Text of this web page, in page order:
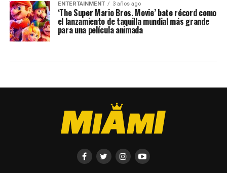
ENTERTAINMENT 3 años ago
‘The Super Mario Bros. Movie’ bate récord como
el lanzamiento de taquilla mundial más grande
para una película animada